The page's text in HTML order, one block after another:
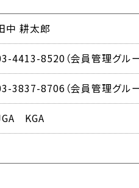
中 耕太郎
4413-8520（会員管理グルー
3837-8706（会員管理グルー
KGA